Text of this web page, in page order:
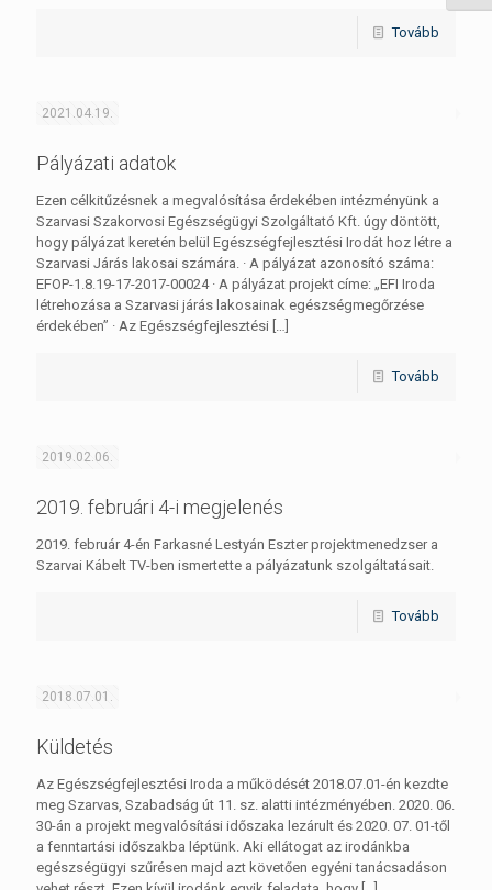
Tovább
2021.04.19.
Pályázati adatok
Ezen célkitűzésnek a megvalósítása érdekében intézményünk a
Szarvasi Szakorvosi Egészségügyi Szolgáltató Kft. úgy döntött,
hogy pályázat keretén belül Egészségfejlesztési Irodát hoz létre a
Szarvasi Járás lakosai számára. · A pályázat azonosító száma:
EFOP-1.8.19-17-2017-00024 · A pályázat projekt címe: „EFI Iroda
létrehozása a Szarvasi járás lakosainak egészségmegőrzése
érdekében” · Az Egészségfejlesztési […]
Tovább
2019.02.06.
2019. februári 4-i megjelenés
2019. február 4-én Farkasné Lestyán Eszter projektmenedzser a
Szarvai Kábelt TV-ben ismertette a pályázatunk szolgáltatásait.
Tovább
2018.07.01.
Küldetés
Az Egészségfejlesztési Iroda a működését 2018.07.01-én kezdte
meg Szarvas, Szabadság út 11. sz. alatti intézményében. 2020. 06.
30-án a projekt megvalósítási időszaka lezárult és 2020. 07. 01-től
a fenntartási időszakba léptünk. Aki ellátogat az irodánkba
egészségügyi szűrésen majd azt követően egyéni tanácsadáson